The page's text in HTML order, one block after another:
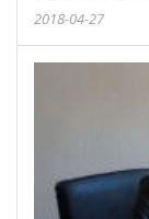
2018-04-27